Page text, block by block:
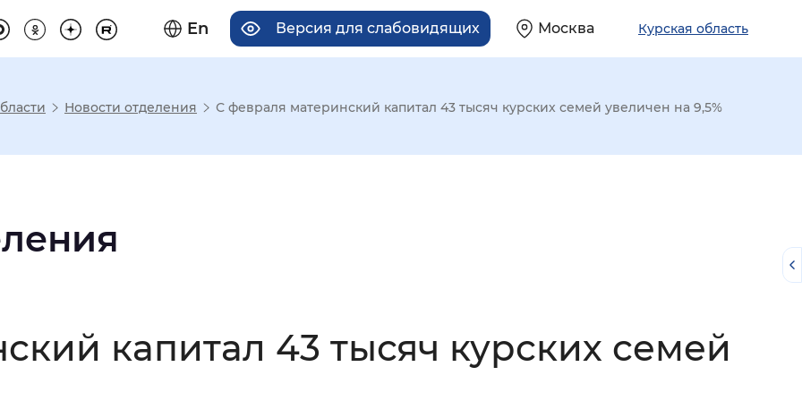
En Версия для слабовидящих Москва Курская область
отображения
Увеличенный Большой
Новости отделения С февраля материнский капитал 43 тысяч курских семей увеличен на 9,5%
капитал 43 тысяч курских семей